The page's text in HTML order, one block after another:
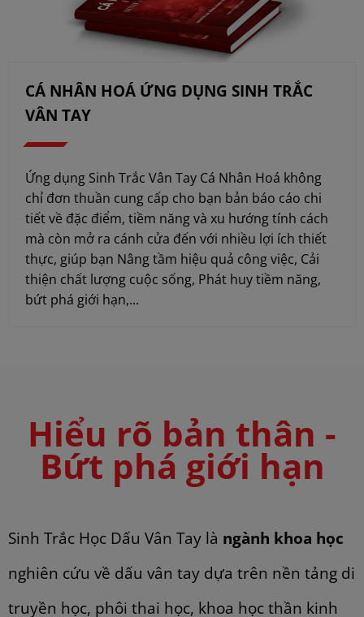
CÁ NHÂN HOÁ ỨNG DỤNG SINH TRẮC
VÂN TAY
Ứng dụng Sinh Trắc Vân Tay Cá Nhân Hoá không
chỉ đơn thuần cung cấp cho bạn bản báo cáo chi
tiết về đặc điểm, tiềm năng và xu hướng tính cách
mà còn mở ra cánh cửa đến với nhiều lợi ích thiết
thực, giúp bạn Nâng tầm hiệu quả công việc, Cải
thiện chất lượng cuộc sống, Phát huy tiềm năng,
bứt phá giới hạn,...
Hiểu rõ bản thân -
Bứt phá giới hạn
Sinh Trắc Học Dấu Vân Tay là ngành khoa học
nghiên cứu về dấu vân tay dựa trên nền tảng di
truyền học, phôi thai học, khoa học thần kinh